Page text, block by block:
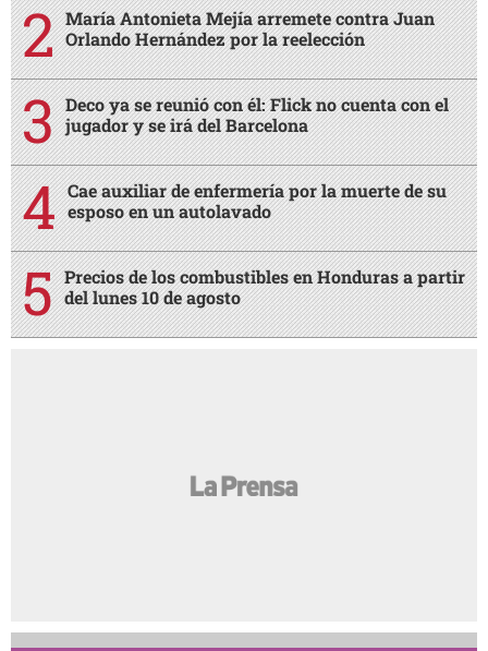
María Antonieta Mejía arremete contra Juan
Orlando Hernández por la reelección
Deco ya se reunió con él: Flick no cuenta con el
jugador y se irá del Barcelona
Cae auxiliar de enfermería por la muerte de su
esposo en un autolavado
Precios de los combustibles en Honduras a partir
del lunes 10 de agosto